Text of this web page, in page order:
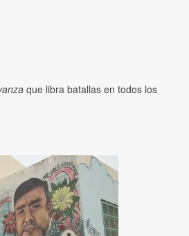
que libra batallas en todos los